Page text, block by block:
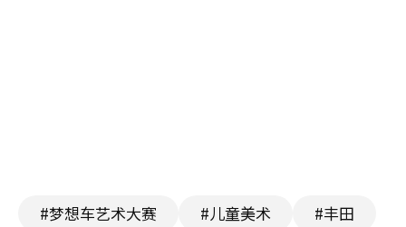
#梦想车艺术大赛 #儿童美术 #丰田